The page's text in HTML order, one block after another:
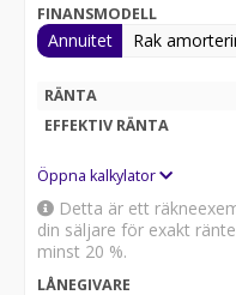
FINANSMODELL
Annuitet Rak
RÄNTA
EFFEKTIV RÄNTA
Öppna kalkylator
Detta är ett
din säljare för exakt
minst 20 %.
LÅNEGIVARE